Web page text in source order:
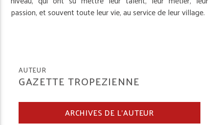
passion, et souvent toute leur vie, au service de leur village.
AUTEUR
GAZETTE TROPEZIENNE
ARCHIVES DE L'AUTEUR